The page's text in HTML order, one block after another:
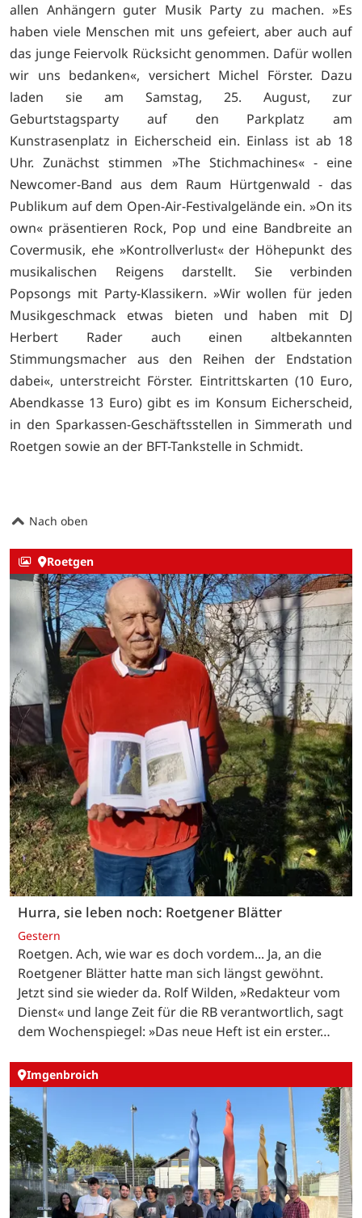
allen Anhängern guter Musik Party zu machen. »Es
haben viele Menschen mit uns gefeiert, aber auch auf
das junge Feiervolk Rücksicht genommen. Dafür wollen
wir uns bedanken«, versichert Michel Förster. Dazu
laden sie am Samstag, 25. August, zur
Geburtstagsparty auf den Parkplatz am
Kunstrasenplatz in Eicherscheid ein. Einlass ist ab 18
Uhr. Zunächst stimmen »The Stichmachines« - eine
Newcomer-Band aus dem Raum Hürtgenwald - das
Publikum auf dem Open-Air-Festivalgelände ein. »On its
own« präsentieren Rock, Pop und eine Bandbreite an
Covermusik, ehe »Kontrollverlust« der Höhepunkt des
musikalischen Reigens darstellt. Sie verbinden
Popsongs mit Party-Klassikern. »Wir wollen für jeden
Musikgeschmack etwas bieten und haben mit DJ
Herbert Rader auch einen altbekannten
Stimmungsmacher aus den Reihen der Endstation
dabei«, unterstreicht Förster. Eintrittskarten (10 Euro,
Abendkasse 13 Euro) gibt es im Konsum Eicherscheid,
in den Sparkassen-Geschäftsstellen in Simmerath und
Roetgen sowie an der BFT-Tankstelle in Schmidt.
Nach oben
Roetgen
Hurra, sie leben noch: Roetgener Blätter
Gestern
Roetgen. Ach, wie war es doch vordem... Ja, an die
Roetgener Blätter hatte man sich längst gewöhnt.
Jetzt sind sie wieder da. Rolf Wilden, »Redakteur vom
Dienst« und lange Zeit für die RB verantwortlich, sagt
dem Wochenspiegel: »Das neue Heft ist ein erster…
Imgenbroich